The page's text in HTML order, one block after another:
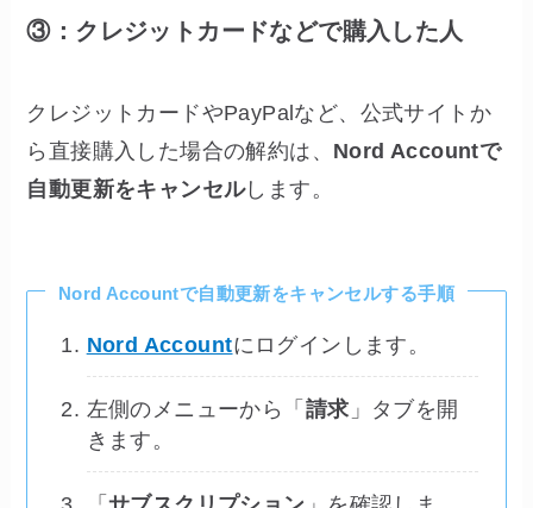
③：クレジットカードなどで購入した人
クレジットカードやPayPalなど、公式サイトか
ら直接購入した場合の解約は、 Nord Accountで
自動更新をキャンセルします。
Nord Accountで自動更新をキャンセルする手順
Nord Accountにログインします。
左側のメニューから「 請求 」タブを開
きます。